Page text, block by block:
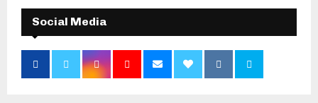
Social Media